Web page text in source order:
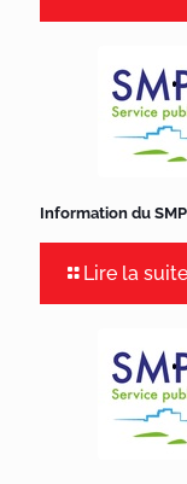
Information du
Lire la suite